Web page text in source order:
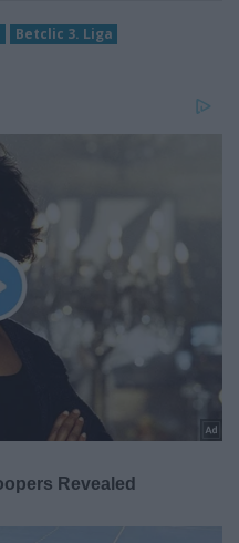
Betclic 3. Liga